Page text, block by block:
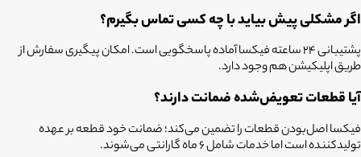
اگر مشکلی پیش بیاید با چه کسی تماس بگیرم؟
پشتیبانی 24 ساعته فیکسا آماده پاسخگویی است. امکان پیگیری سفارش از
طریق اپلیکیشن هم وجود دارد.
آیا قطعات تعویض‌شده ضمانت دارند؟
فیکسا اصل‌بودن قطعات را تضمین می‌کند؛ ضمانت خود قطعه بر عهده
تولیدکننده است اما خدمات شامل ۶ ماه گارانتی می‌شوند.